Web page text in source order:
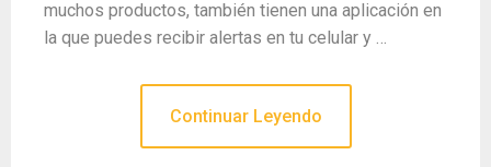
muchos productos, también tienen una aplicación en
la que puedes recibir alertas en tu celular y …
Continuar Leyendo